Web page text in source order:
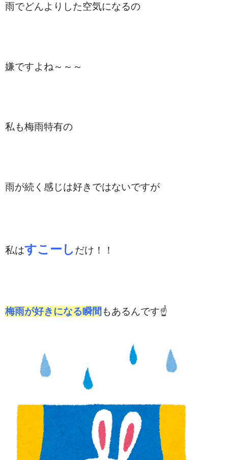
雨でどんよりした空気になるの
嫌ですよね～～～
私も梅雨特有の
雨が続く感じは好きではないですが
私はすこーしだけ！！
梅雨が好きになる瞬間 もあるんです☝